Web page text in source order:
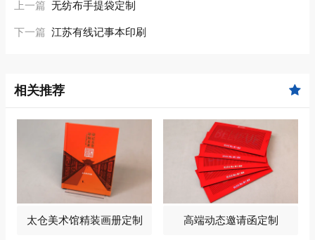
上一篇 无纺布手提袋定制
下一篇 江苏有线记事本印刷
相关推荐
太仓美术馆精装画册定制 高端动态邀请函定制